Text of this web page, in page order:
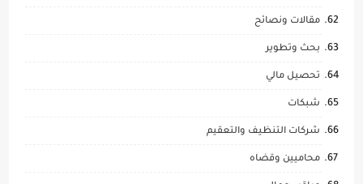
مقالات ونصائح
بحث وتطوير
تحصيل مالي
شبكات
شركات التنظيف والتعقيم
محاميين وقضاه